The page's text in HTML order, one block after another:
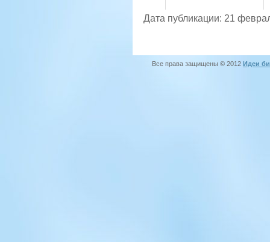
Дата публикации: 21
Все права защищены © 2012 Идеи